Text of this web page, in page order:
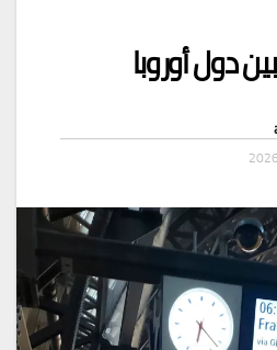
دول أوروبا